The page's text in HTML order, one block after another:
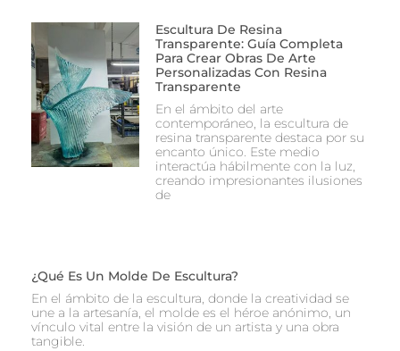
Escultura De Resina
Transparente: Guía Completa
Para Crear Obras De Arte
Personalizadas Con Resina
Transparente
En el ámbito del arte
contemporáneo, la escultura de
resina transparente destaca por su
encanto único. Este medio
interactúa hábilmente con la luz,
creando impresionantes ilusiones
de
¿Qué Es Un Molde De Escultura?
En el ámbito de la escultura, donde la creatividad se
une a la artesanía, el molde es el héroe anónimo, un
vínculo vital entre la visión de un artista y una obra
tangible.